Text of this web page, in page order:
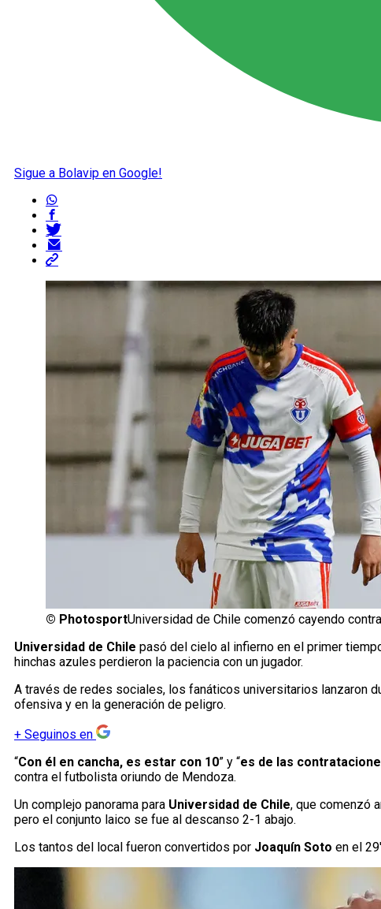
Sigue a Bolavip en Google!
© PhotosportUniversidad de Chile comenzó cayendo
Universidad de Chile pasó del cielo al infierno en el primer
hinchas azules perdieron la paciencia con un jugador.
A través de redes sociales, los fanáticos universitarios lanzaron
ofensiva y en la generación de peligro.
+ Seguinos en
“Con él en cancha, es estar con 10” y “es de las
contra el futbolista oriundo de Mendoza.
Un complejo panorama para Universidad de Chile, que comenzó
pero el conjunto laico se fue al descanso 2-1 abajo.
Los tantos del local fueron convertidos por Joaquín Soto en el